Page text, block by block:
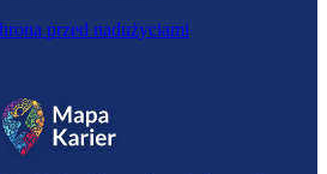
przed nadużyciami